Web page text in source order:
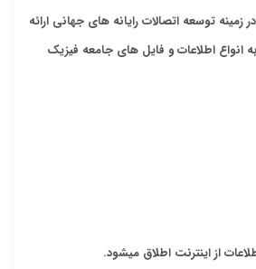
توسعه اتصالات رایانه های جهانی ارائه
انواع اطلاعات و فایل های جامعه فیزیک
از اینترنت اطلاق میشود.